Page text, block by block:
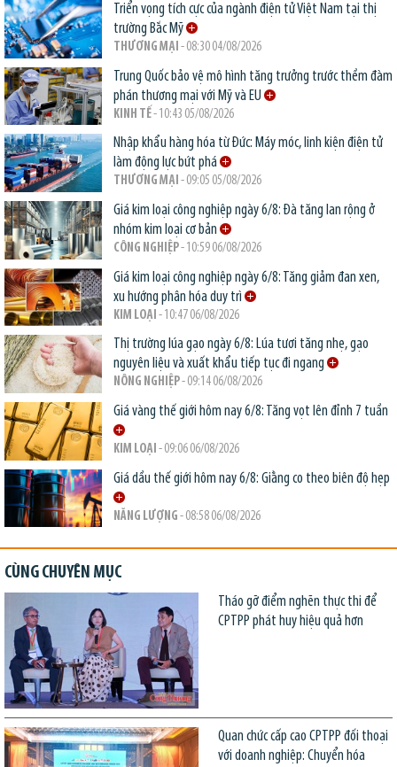
Triển vọng tích cực của ngành điện tử Việt Nam tại thị
trường Bắc Mỹ
THƯƠNG MẠI - 08:30 04/08/2026
Trung Quốc bảo vệ mô hình tăng trưởng trước thềm đàm
phán thương mại với Mỹ và EU
KINH TẾ- 10:43 05/08/2026
Nhập khẩu hàng hóa từ Đức: Máy móc, linh kiện điện tử
làm động lực bứt phá
THƯƠNG MẠI - 09:05 05/08/2026
Giá kim loại công nghiệp ngày 6/8: Đà tăng lan rộng ở
nhóm kim loại cơ bản
CÔNG NGHIỆP- 10:59 06/08/2026
Giá kim loại công nghiệp ngày 6/8: Tăng giảm đan xen,
xu hướng phân hóa duy trì
KIM LOẠI - 10:47 06/08/2026
Thị trường lúa gạo ngày 6/8: Lúa tươi tăng nhẹ, gạo
nguyên liệu và xuất khẩu tiếp tục đi ngang
NÔNG NGHIỆP- 09:14 06/08/2026
Giá vàng thế giới hôm nay 6/8: Tăng vọt lên đỉnh 7 tuần
KIM LOẠI - 09:06 06/08/2026
Giá dầu thế giới hôm nay 6/8: Giằng co theo biên độ hẹp
NĂNG LƯỢNG - 08:58 06/08/2026
CÙNG CHUYÊN MỤC
Tháo gỡ điểm nghẽn thực thi để
CPTPP phát huy hiệu quả hơn
Quan chức cấp cao CPTPP đối thoại
với doanh nghiệp: Chuyển hóa